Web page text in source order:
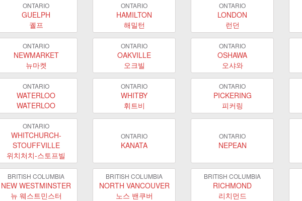
ONTARIO
GUELPH
궬프
ONTARIO
HAMILTON
해밀턴
ONTARIO
LONDON
런던
ONTARIO
NEWMARKET
뉴마켓
ONTARIO
OAKVILLE
오크빌
ONTARIO
OSHAWA
오샤와
ONTARIO
WATERLOO
WATERLOO
ONTARIO
WHITBY
휘트비
ONTARIO
PICKERING
피커링
ONTARIO
WHITCHURCH-
STOUFFVILLE
위치처치-스토프빌
ONTARIO
KANATA
ONTARIO
NEPEAN
BRITISH COLUMBIA
NEW WESTMINSTER
뉴 웨스트민스터
BRITISH COLUMBIA
NORTH VANCOUVER
노스 밴쿠버
BRITISH COLUMBIA
RICHMOND
리치먼드